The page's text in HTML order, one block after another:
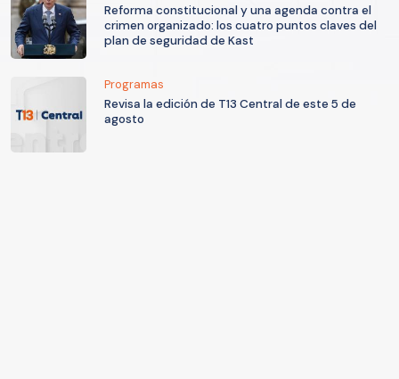
Reforma constitucional y una agenda contra el
crimen organizado: los cuatro puntos claves del
plan de seguridad de Kast
Programas
Revisa la edición de T13 Central de este 5 de
agosto